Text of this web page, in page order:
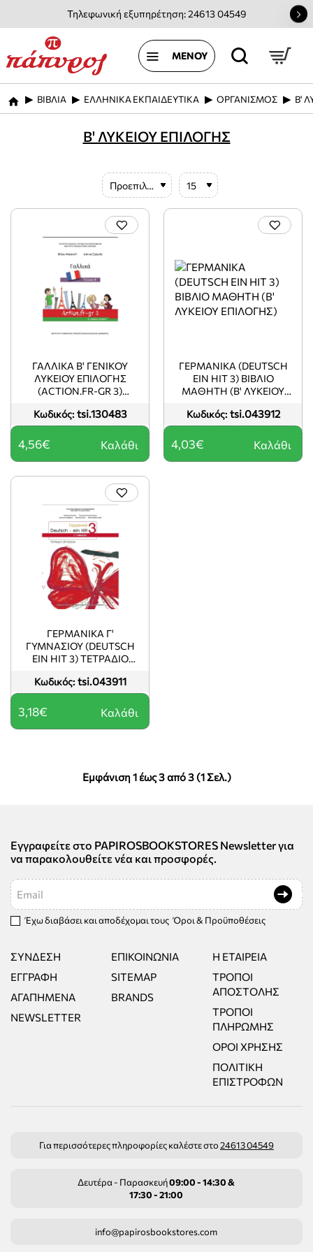
Τηλεφωνική εξυπηρέτηση: 24613 04549
home
ΒΙΒΛΙΑ ΕΛΛΗΝΙΚΑ ΕΚΠΑΙΔΕΥΤΙΚΑ ΟΡΓΑΝΙΣΜΟΣ Β'
Β' ΛΥΚΕΙΟΥ ΕΠΙΛΟΓΗΣ
Κωδικός: tsi.130483
ΓΑΛΛΙΚΑ Β' ΓΕΝΙΚΟΥ
ΛΥΚΕΙΟΥ ΕΠΙΛΟΓΗΣ
(ACTION.FR-GR 3)
4,56€ Καλάθι
Κωδικός: tsi.043912
ΓΕΡΜΑΝΙΚΑ (DEUTSCH
EIN HIT 3) ΒΙΒΛΙΟ
ΜΑΘΗΤΗ (Β' ΛΥΚΕΙΟΥ
4,03€ Καλάθι
Κωδικός: tsi.043911
ΓΕΡΜΑΝΙΚΑ Γ'
ΓΥΜΝΑΣΙΟΥ (DEUTSCH
EIN HIT 3) ΤΕΤΡΑΔΙΟ
ΕΠΙΛΟΓΗΣ)
3,18€ Καλάθι
Εμφάνιση 1 έως 3 από 3 (1 Σελ.)
Εγγραφείτε στο PAPIROSBOOKSTORES Newsletter για
να παρακολουθείτε νέα και προσφορές.
Email
Έχω διαβάσει και αποδέχομαι τους Όροι & Προϋποθέσεις
ΣΎΝΔΕΣΗ
ΕΓΓΡΑΦΉ
ΑΓΑΠΗΜΈΝΑ
NEWSLETTER
ΕΠΙΚΟΙΝΩΝΊΑ
SITEMAP
BRANDS
Η ΕΤΑΙΡΕΊΑ
ΤΡΌΠΟΙ
ΑΠΟΣΤΟΛΉΣ
ΤΡΌΠΟΙ
ΠΛΗΡΩΜΉΣ
ΌΡΟΙ ΧΡΉΣΗΣ
ΠΟΛΙΤΙΚΉ
ΕΠΙΣΤΡΟΦΏΝ
Για περισσότερες πληροφορίες καλέστε στο24613 04549
Δευτέρα - Παρασκευή09:00 - 14:30 &
17:30 - 21:00
info@papirosbookstores.com